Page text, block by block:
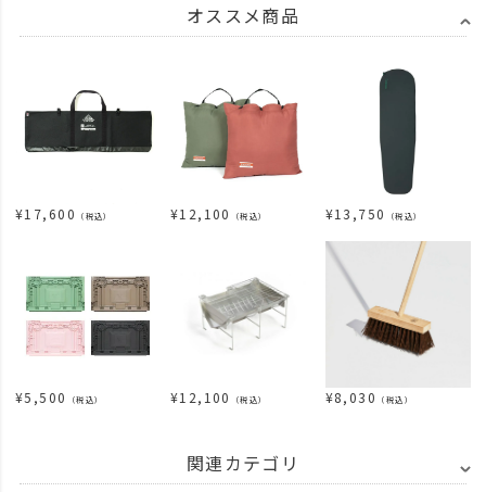
オススメ商品
¥17,600 （税込） ¥12,100 （税込） ¥13,750 （税込）
¥5,500 （税込） ¥12,100 （税込） ¥8,030 （税込）
関連カテゴリ